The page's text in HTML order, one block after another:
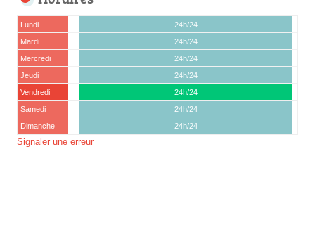
Lundi
24h/24
Mardi
24h/24
Mercredi
24h/24
Jeudi
24h/24
Vendredi
24h/24
Samedi
24h/24
Dimanche
24h/24
Signaler une erreur